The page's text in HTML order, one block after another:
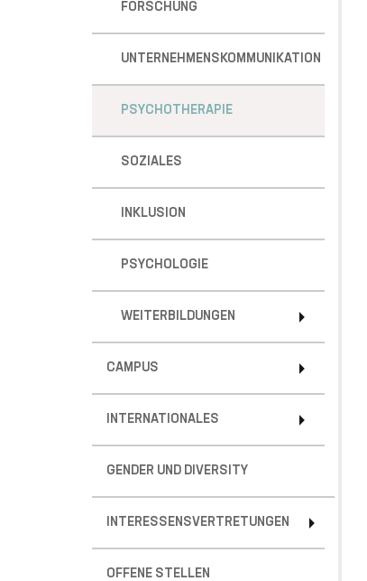
FORSCHUNG
UNTERNEHMENSKOMMUNIKATION
PSYCHOTHERAPIE
SOZIALES
INKLUSION
PSYCHOLOGIE
WEITERBILDUNGEN
CAMPUS
INTERNATIONALES
GENDER UND DIVERSITY
INTERESSENSVERTRETUNGEN
OFFENE STELLEN